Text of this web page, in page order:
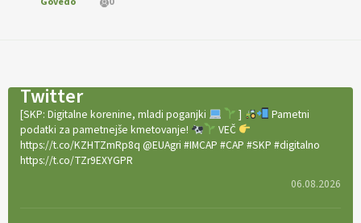
Twitter
[SKP: Digitalne korenine, mladi poganjki ]
Pametni
podatki za pametnejše kmetovanje!
VEČ
https://t.co/KZHTZmRp8q @EUAgri #IMCAP #CAP #SKP #digitalno
https://t.co/TZr9EXYGPR
06.08.2026